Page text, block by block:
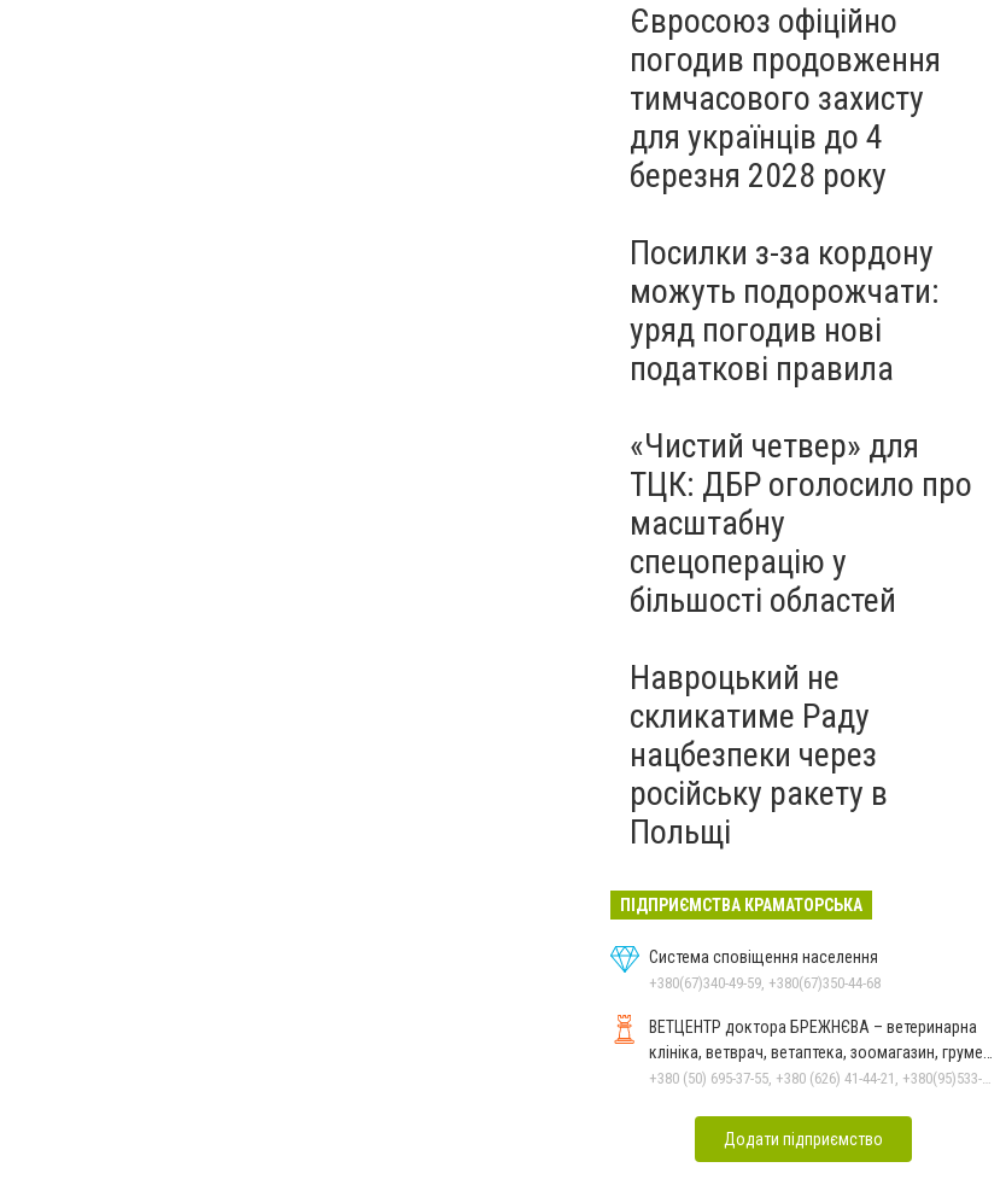
Євросоюз офіційно
погодив продовження
тимчасового захисту
для українців до 4
березня 2028 року
Посилки з-за кордону
можуть подорожчати:
уряд погодив нові
податкові правила
«Чистий четвер» для
ТЦК: ДБР оголосило про
масштабну
спецоперацію у
більшості областей
Навроцький не
скликатиме Раду
нацбезпеки через
російську ракету в
Польщі
ПІДПРИЄМСТВА КРАМАТОРСЬКА
Система сповіщення населення
+380(67)340-49-59, +380(67)350-44-68
ВЕТЦЕНТР доктора БРЕЖНЄВА – ветеринарна
клініка, ветврач, ветаптека, зоомагазин, грумер,
стрижки.
+380 (50) 695-37-55, +380 (626) 41-44-21, +380(95)533-90-03
Додати підприємство